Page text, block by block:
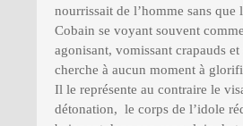
nourrissait de l’homme sans
Cobain se voyant souvent
agonisant, vomissant crapauds
cherche à aucun moment à
Il le représente au contraire le
détonation, le corps de l’idole